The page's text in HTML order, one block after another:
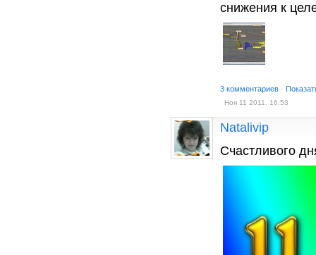
снижения к
3 комментариев ·
Ноя 11 2011, 16:53
Natalivip
Счастливого